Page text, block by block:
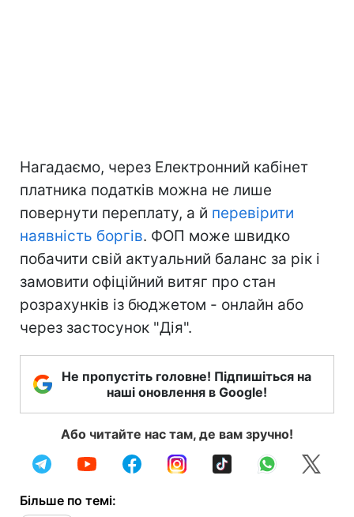
Нагадаємо, через Електронний кабінет
платника податків можна не лише
повернути переплату, а й перевірити
наявність боргів. ФОП може швидко
побачити свій актуальний баланс за рік і
замовити офіційний витяг про стан
розрахунків із бюджетом - онлайн або
через застосунок "Дія".
Не пропустіть головне! Підпишіться на
наші оновлення в Google!
Або читайте нас там, де вам зручно!
Більше по темі: